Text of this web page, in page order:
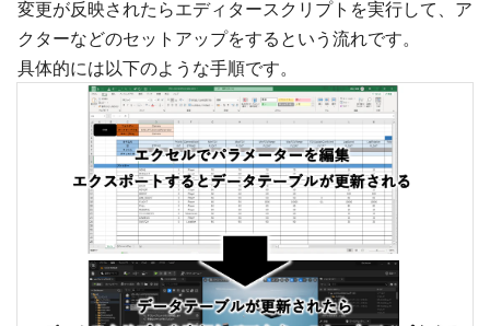
変更が反映されたらエディタースクリプトを実行して、ア
クターなどのセットアップをするという流れです。
具体的には以下のような手順です。